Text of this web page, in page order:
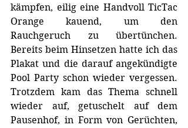
kämpfen, eilig eine Handvoll TicTac
Orange kauend, um den
Rauchgeruch zu übertünchen.
Bereits beim Hinsetzen hatte ich das
Plakat und die darauf angekündigte
Pool Party schon wieder vergessen.
Trotzdem kam das Thema schnell
wieder auf, getuschelt auf dem
Pausenhof, in Form von Gerüchten,